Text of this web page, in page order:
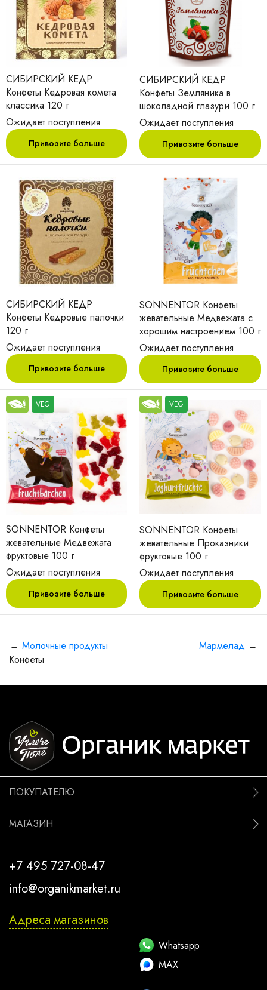
СИБИРСКИЙ КЕДР
Конфеты Кедровая комета
классика 120 г
Ожидает поступления
Привозите больше
СИБИРСКИЙ КЕДР
Конфеты Земляника в
шоколадной глазури 100 г
Ожидает поступления
Привозите больше
СИБИРСКИЙ КЕДР
Конфеты Кедровые палочки
120 г
Ожидает поступления
Привозите больше
SONNENTOR Конфеты
жевательные Медвежата с
хорошим настроением 100 г
Ожидает поступления
Привозите больше
VEG
SONNENTOR Конфеты
жевательные Медвежата
фруктовые 100 г
Ожидает поступления
Привозите больше
VEG
SONNENTOR Конфеты
жевательные Проказники
фруктовые 100 г
Ожидает поступления
Привозите больше
← Молочные продукты Мармелад →
Конфеты
ПОКУПАТЕЛЮ
МАГАЗИН
+7 495 727-08-47
info@organikmarket.ru
Адреса магазинов
Whatsapp
MAX